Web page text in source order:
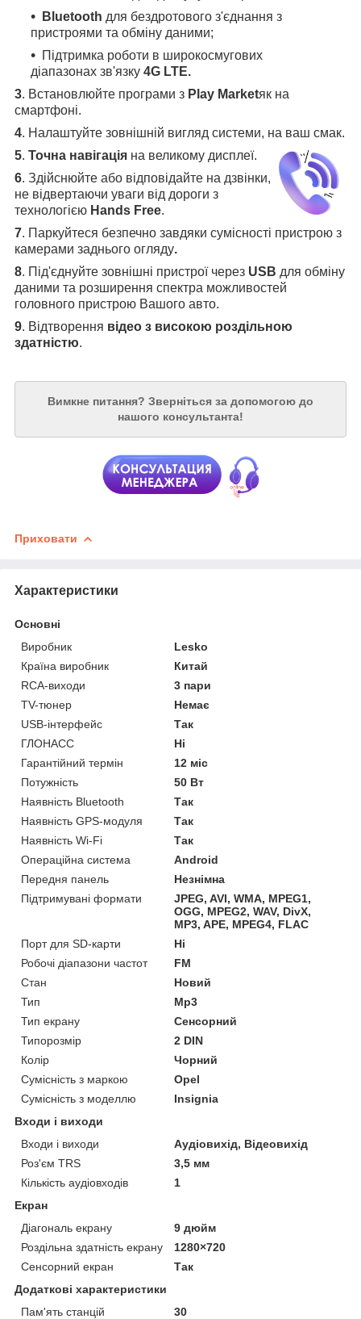
Bluetooth для бездротового з'єднання з
пристроями та обміну даними;
Підтримка роботи в широкосмугових
діапазонах зв'язку 4G LTE.
3. Встановлюйте програми з Play Marketяк на
смартфоні.
4. Налаштуйте зовнішній вигляд системи, на ваш смак.
5. Точна навігація на великому дисплеї.
6. Здійснюйте або відповідайте на дзвінки,
не відвертаючи уваги від дороги з
технологією Hands Free.
7. Паркуйтеся безпечно завдяки сумісності пристрою з
камерами заднього огляду.
8. Під'єднуйте зовнішні пристрої через USB для обміну
даними та розширення спектра можливостей
головного пристрою Вашого авто.
9. Відтворення відео з високою роздільною
здатністю.
Вимкне питання? Зверніться за допомогою до
нашого консультанта!
Приховати
Характеристики
Основні
Виробник
Lesko
Країна виробник
Китай
RCA-виходи
3 пари
TV-тюнер
Немає
USB-інтерфейс
Так
ГЛОНАСС
Ні
Гарантійний термін
12 міс
Потужність
50 Вт
Наявність Bluetooth
Так
Наявність GPS-модуля
Так
Наявність Wi-Fi
Так
Операційна система
Android
Передня панель
Незнімна
Підтримувані формати
JPEG, AVI, WMA, MPEG1,
OGG, MPEG2, WAV, DivX,
MP3, APE, MPEG4, FLAC
Порт для SD-карти
Ні
Робочі діапазони частот
FM
Стан
Новий
Тип
Mp3
Тип екрану
Сенсорний
Типорозмір
2 DIN
Колір
Чорний
Сумісність з маркою
Opel
Сумісність з моделлю
Insignia
Входи і виходи
Входи і виходи
Аудіовихід, Відеовихід
Роз'єм TRS
3,5 мм
Кількість аудіовходів
1
Екран
Діагональ екрану
9 дюйм
Роздільна здатність екрану
1280×720
Сенсорний екран
Так
Додаткові характеристики
Пам'ять станцій
30